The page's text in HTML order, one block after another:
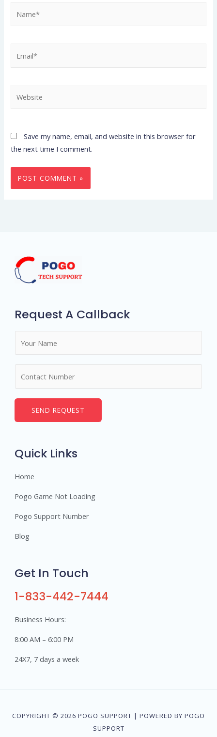
Save my name, email, and website in this browser for
the next time I comment.
Request A Callback
*
e
SEND REQUEST
Quick Links
Home
Pogo Game Not Loading
Pogo Support Number
Blog
Get In Touch
1-833-442-7444
Business Hours:
8:00 AM – 6:00 PM
24X7, 7 days a week
COPYRIGHT © 2026 POGO SUPPORT | POWERED BY POGO
SUPPORT